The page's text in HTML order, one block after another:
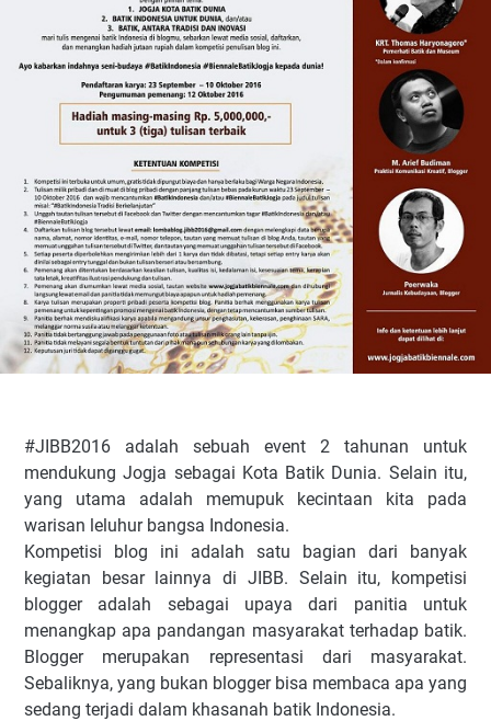
#JIBB2016 adalah sebuah event 2 tahunan untuk
mendukung Jogja sebagai Kota Batik Dunia. Selain itu,
yang utama adalah memupuk kecintaan kita pada
warisan leluhur bangsa Indonesia.
Kompetisi blog ini adalah satu bagian dari banyak
kegiatan besar lainnya di JIBB. Selain itu, kompetisi
blogger adalah sebagai upaya dari panitia untuk
menangkap apa pandangan masyarakat terhadap batik.
Blogger merupakan representasi dari masyarakat.
Sebaliknya, yang bukan blogger bisa membaca apa yang
sedang terjadi dalam khasanah batik Indonesia.